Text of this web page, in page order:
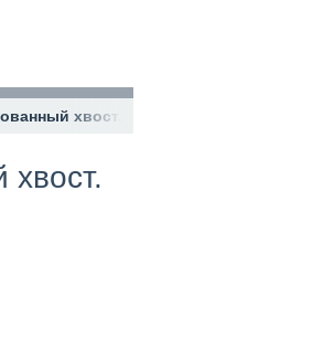
хвост.
хвост.